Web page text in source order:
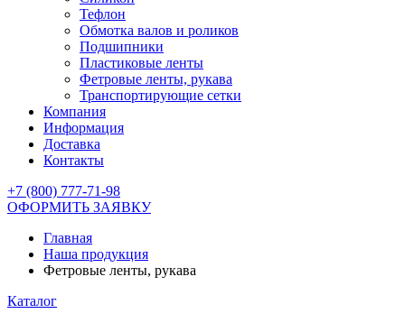
Тефлон
Обмотка валов и роликов
Подшипники
Пластиковые ленты
Фетровые ленты, рукава
Транспортирующие сетки
Компания
Информация
Доставка
Контакты
+7 (800) 777-71-98
ОФОРМИТЬ ЗАЯВКУ
Главная
Наша продукция
Фетровые ленты, рукава
Каталог